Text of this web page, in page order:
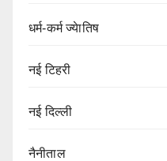
धर्म-कर्म ज्येातिष
नई टिहरी
नई दिल्ली
नैनीताल